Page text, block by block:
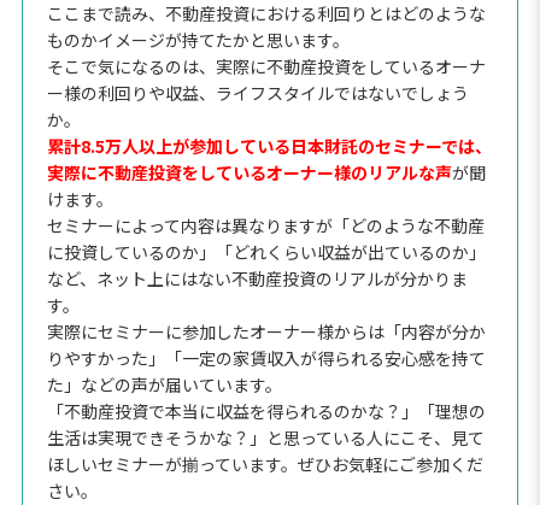
ここまで読み、不動産投資における利回りとはどのような
ものかイメージが持てたかと思います。
そこで気になるのは、実際に不動産投資をしているオーナ
ー様の利回りや収益、ライフスタイルではないでしょう
か。
累計8.5万人以上が参加している日本財託のセミナーでは、
実際に不動産投資をしているオーナー様のリアルな声が聞
けます。
セミナーによって内容は異なりますが「どのような不動産
に投資しているのか」「どれくらい収益が出ているのか」
など、ネット上にはない不動産投資のリアルが分かりま
す。
実際にセミナーに参加したオーナー様からは「内容が分か
りやすかった」「一定の家賃収入が得られる安心感を持て
た」などの声が届いています。
「不動産投資で本当に収益を得られるのかな？」「理想の
生活は実現できそうかな？」と思っている人にこそ、見て
ほしいセミナーが揃っています。ぜひお気軽にご参加くだ
さい。